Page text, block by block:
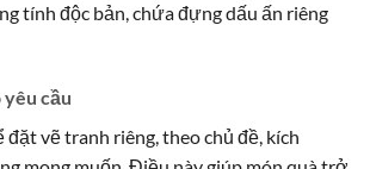
tính độc bản, chứa đựng dấu ấn riêng
cầu
đặt vẽ tranh riêng, theo chủ đề, kích